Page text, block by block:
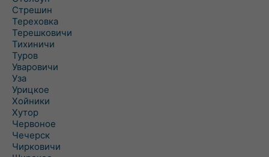
Стрешин
Тереховка
Терешковичи
Тихиничи
Туров
Уваровичи
Уза
Урицкое
Хойники
Хутор
Червоное
Чечерск
Чирковичи